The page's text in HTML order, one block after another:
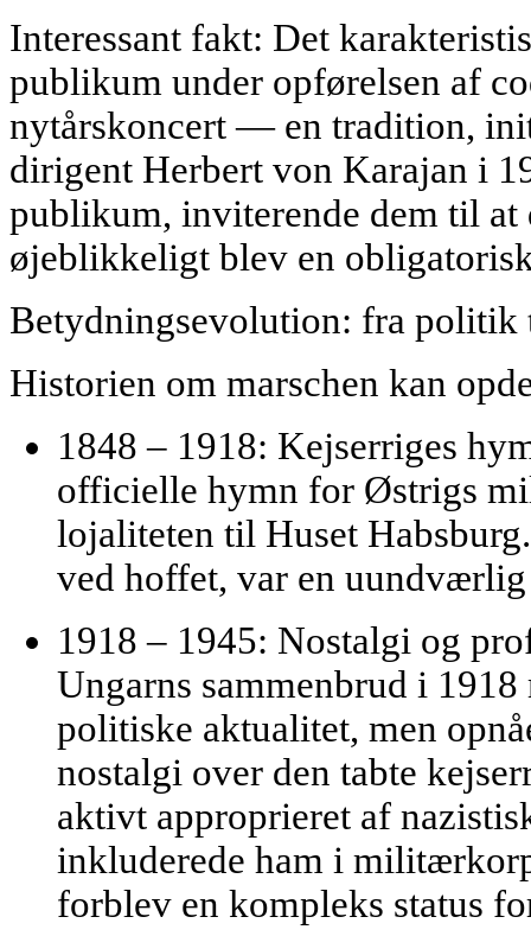
Interessant fakt: Det
publikum under opførelsen af
nytårskoncert — en tradition,
dirigent Herbert von Karajan i
publikum, inviterende dem til at
øjeblikkeligt blev en
Betydningsevolution: fra
Historien om marschen kan
1848 – 1918: Kejserriges
officielle hymn for Østrigs
lojaliteten til Huset
ved hoffet, var en
1918 – 1945: Nostalgi og
Ungarns sammenbrud i 1918
politiske aktualitet, men
nostalgi over den tabte
aktivt approprieret af
inkluderede ham i
forblev en kompleks status